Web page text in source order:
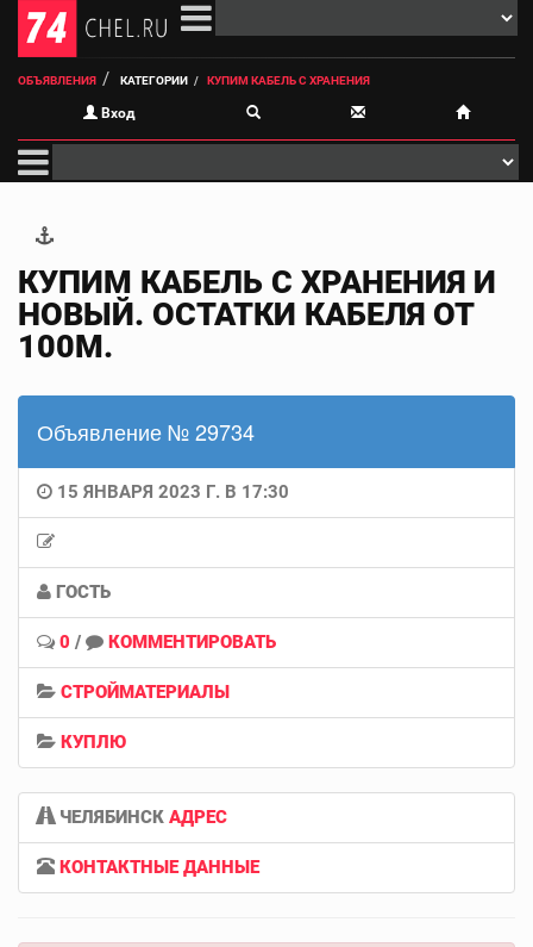
ОБЪЯВЛЕНИЯ КАТЕГОРИИ КУПИМ КАБЕЛЬ С ХРАНЕНИЯ
Вход
КУПИМ КАБЕЛЬ С ХРАНЕНИЯ И
НОВЫЙ. ОСТАТКИ КАБЕЛЯ ОТ
100М.
Объявление № 29734
15 ЯНВАРЯ 2023 Г. В 17:30
ГОСТЬ
0 / КОММЕНТИРОВАТЬ
СТРОЙМАТЕРИАЛЫ
КУПЛЮ
ЧЕЛЯБИНСК АДРЕС
КОНТАКТНЫЕ ДАННЫЕ